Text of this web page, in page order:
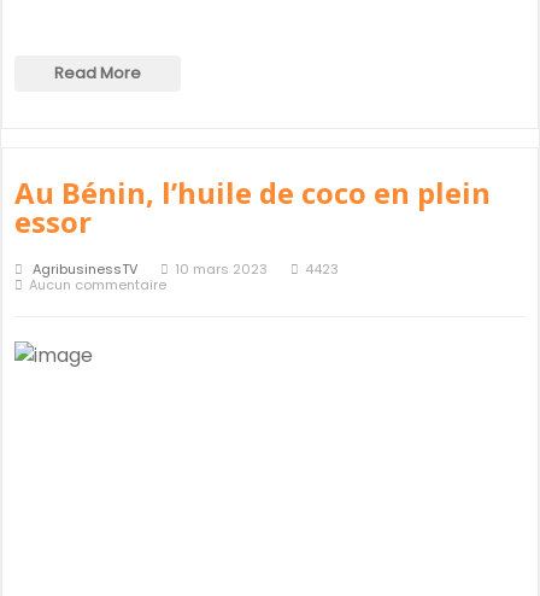
Read More
Au Bénin, l’huile de coco en plein
essor
AgribusinessTV 10 mars 2023
4423
Aucun commentaire